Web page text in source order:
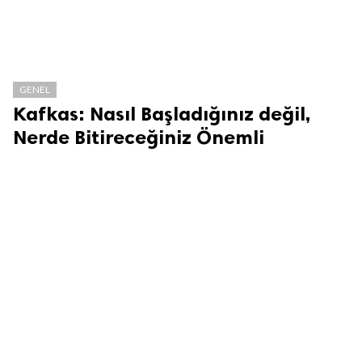
GENEL
Kafkas: Nasıl Başladığınız değil,
Nerde Bitireceğiniz Önemli